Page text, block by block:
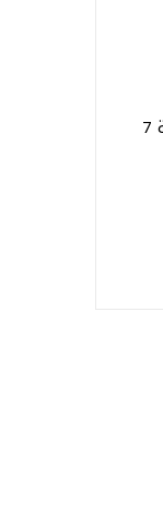
توقعـات الأبراج اليوم الجمعة 7